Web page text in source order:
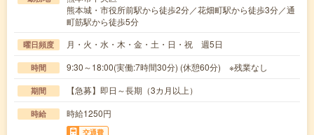
熊本城・市役所前駅から徒歩2分／花畑町駅から徒歩3分／通
町筋駅から徒歩5分
曜日頻度 月・火・水・木・金・土・日・祝 週5日
時間 9:30～18:00(実働:7時間30分) (休憩60分) ※残業なし
期間 【急募】即日～長期（3カ月以上）
時給 時給1250円
交通費